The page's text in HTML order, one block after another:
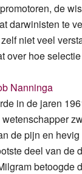
de
darwinisten te
niet veel
over hoe
Nanninga
in de jaren
de pijn en
deel van de
betoogde